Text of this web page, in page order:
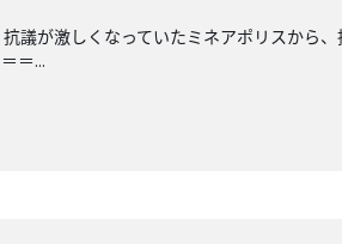
議が激しくなっていたミネアポリスから
＝...